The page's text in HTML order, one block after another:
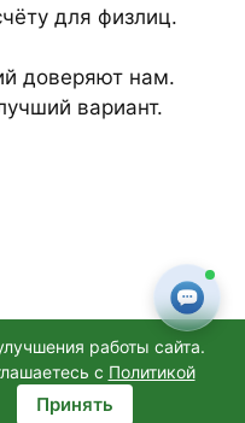
для физлиц.
доверяют нам.
вариант.
работы сайта.
с Политикой
Принять
, Санкт-Петербург